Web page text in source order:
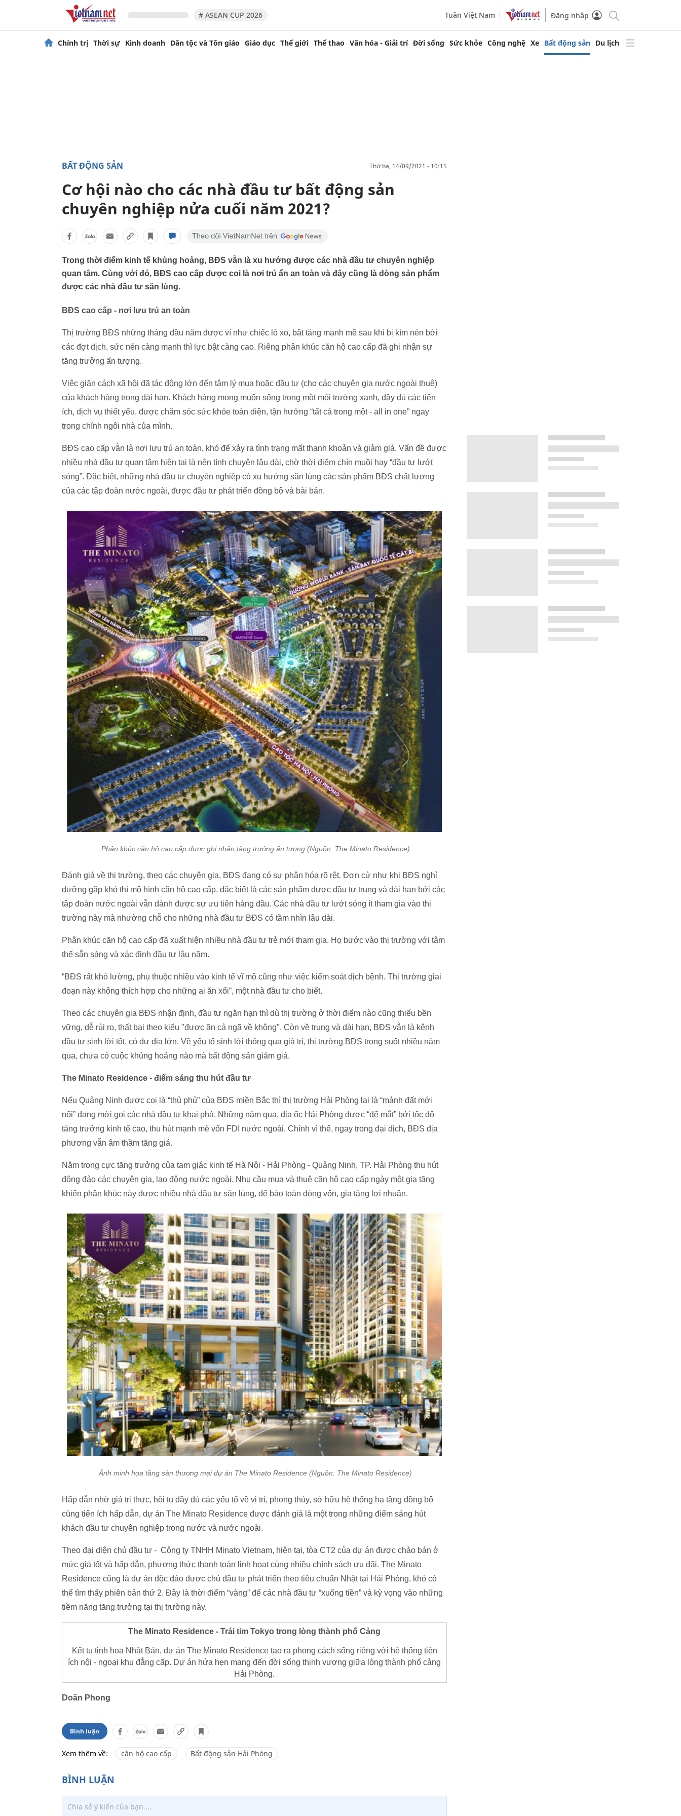
# ASEAN CUP 2026 Tuần Việt Nam Đăng nhập
Chính trị Thời sự Kinh doanh Dân tộc và Tôn giáo Giáo dục Thế giới Thể thao Văn hóa - Giải trí Đời sống Sức khỏe Công nghệ Xe Bất động sản Du lịch
BẤT ĐỘNG SẢN thứ ba, 14/09/2021 - 10:15
Cơ hội nào cho các nhà đầu tư bất động sản
chuyên nghiệp nửa cuối năm 2021?
Trong thời điểm kinh tế khủng hoảng, BĐS vẫn là xu hướng được các nhà đầu tư chuyên nghiệp
quan tâm. Cùng với đó, BĐS cao cấp được coi là nơi trú ẩn an toàn và đây cũng là dòng sản phẩm
được các nhà đầu tư săn lùng.
BĐS cao cấp - nơi lưu trú an toàn
Thị trường BĐS những tháng đầu năm được ví như chiếc lò xo, bật tăng mạnh mẽ sau khi bị kìm nén bởi
các đợt dịch, sức nén càng mạnh thì lực bật càng cao. Riêng phân khúc căn hộ cao cấp đã ghi nhận sự
tăng trưởng ấn tượng.
Việc giãn cách xã hội đã tác động lớn đến tâm lý mua hoặc đầu tư (cho các chuyên gia nước ngoài thuê)
của khách hàng trong dài hạn. Khách hàng mong muốn sống trong một môi trường xanh, đầy đủ các tiện
ích, dịch vụ thiết yếu, được chăm sóc sức khỏe toàn diện, tận hưởng “tất cả trong một - all in one” ngay
trong chính ngôi nhà của mình.
BĐS cao cấp vẫn là nơi lưu trú an toàn, khó để xảy ra tình trạng mất thanh khoản và giảm giá. Vấn đề được
nhiều nhà đầu tư quan tâm hiện tại là nên tính chuyện lâu dài, chờ thời điểm chín muồi hay “đầu tư lướt
sóng”. Đặc biệt, những nhà đầu tư chuyên nghiệp có xu hướng săn lùng các sản phẩm BĐS chất lượng
của các tập đoàn nước ngoài, được đầu tư phát triển đồng bộ và bài bản.
Phân khúc căn hộ cao cấp được ghi nhận tăng trưởng ấn tượng (Nguồn: The Minato Residence)
Đánh giá về thị trường, theo các chuyên gia, BĐS đang có sự phân hóa rõ rệt. Đơn cử như khi BĐS nghỉ
dưỡng gặp khó thì mô hình căn hộ cao cấp, đặc biệt là các sản phẩm được đầu tư trung và dài hạn bởi các
tập đoàn nước ngoài vẫn dành được sự ưu tiên hàng đầu. Các nhà đầu tư lướt sóng ít tham gia vào thị
trường này mà nhường chỗ cho những nhà đầu tư BĐS có tầm nhìn lâu dài.
Phân khúc căn hộ cao cấp đã xuất hiện nhiều nhà đầu tư trẻ mới tham gia. Họ bước vào thị trường với tâm
thế sẵn sàng và xác định đầu tư lâu năm.
“BĐS rất khó lường, phụ thuộc nhiều vào kinh tế vĩ mô cũng như việc kiểm soát dịch bệnh. Thị trường giai
đoạn này không thích hợp cho những ai ăn xổi”, một nhà đầu tư cho biết.
Theo các chuyên gia BĐS nhận định, đầu tư ngắn hạn thì dù thị trường ở thời điểm nào cũng thiếu bền
vững, dễ rủi ro, thất bại theo kiểu "được ăn cả ngã về không". Còn về trung và dài hạn, BĐS vẫn là kênh
đầu tư sinh lời tốt, có dư địa lớn. Về yếu tố sinh lời thông qua giá trị, thị trường BĐS trong suốt nhiều năm
qua, chưa có cuộc khủng hoảng nào mà bất động sản giảm giá.
The Minato Residence - điểm sáng thu hút đầu tư
Nếu Quảng Ninh được coi là “thủ phủ” của BĐS miền Bắc thì thị trường Hải Phòng lại là “mảnh đất mới
nổi” đang mời gọi các nhà đầu tư khai phá. Những năm qua, địa ốc Hải Phòng được “để mắt” bởi tốc độ
tăng trưởng kinh tế cao, thu hút mạnh mẽ vốn FDI nước ngoài. Chính vì thế, ngay trong đại dịch, BĐS địa
phương vẫn âm thầm tăng giá.
Nằm trong cực tăng trưởng của tam giác kinh tế Hà Nội - Hải Phòng - Quảng Ninh, TP. Hải Phòng thu hút
đông đảo các chuyên gia, lao động nước ngoài. Nhu cầu mua và thuê căn hộ cao cấp ngày một gia tăng
khiến phân khúc này được nhiều nhà đầu tư săn lùng, để bảo toàn dòng vốn, gia tăng lợi nhuận.
Ảnh minh họa tầng sàn thương mại dự án The Minato Residence (Nguồn: The Minato Residence)
Hấp dẫn nhờ giá trị thực, hội tụ đầy đủ các yếu tố về vị trí, phong thủy, sở hữu hệ thống hạ tầng đồng bộ
cùng tiện ích hấp dẫn, dự án The Minato Residence được đánh giá là một trong những điểm sáng hút
khách đầu tư chuyên nghiệp trong nước và nước ngoài.
Theo đại diện chủ đầu tư - Công ty TNHH Minato Vietnam, hiện tại, tòa CT2 của dự án được chào bán ở
mức giá tốt và hấp dẫn, phương thức thanh toán linh hoạt cùng nhiều chính sách ưu đãi. The Minato
Residence cũng là dự án độc đáo được chủ đầu tư phát triển theo tiêu chuẩn Nhật tại Hải Phòng, khó có
thể tìm thấy phiên bản thứ 2. Đây là thời điểm “vàng” để các nhà đầu tư “xuống tiền” và kỳ vọng vào những
tiềm năng tăng trưởng tại thị trường này.
The Minato Residence - Trái tim Tokyo trong lòng thành phố Cảng
Kết tụ tinh hoa Nhật Bản, dự án The Minato Residence tạo ra phong cách sống riêng với hệ thống tiện
ích nội - ngoại khu đẳng cấp. Dự án hứa hẹn mang đến đời sống thịnh vượng giữa lòng thành phố cảng
Hải Phòng.
Doãn Phong
Bình luận
Xem thêm về: căn hộ cao cấp Bất động sản Hải Phòng